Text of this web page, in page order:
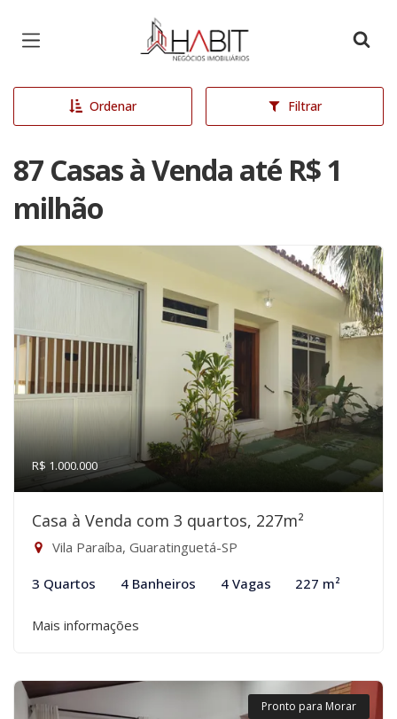
Página inicial
Ordenar Filtrar
87 Casas à Venda até R$ 1
milhão
R$ 1.000.000
Casa à Venda com 3 quartos, 227m²
Vila Paraíba, Guaratinguetá-SP
3 Quartos 4 Banheiros 4 Vagas 227 m²
Mais informações
Pronto para Morar